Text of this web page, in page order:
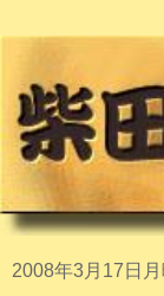
2008年3月17日月